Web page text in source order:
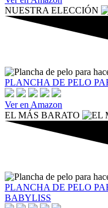
NUESTRA ELECCIÓN
PLANCHA DE PELO
Ver en Amazon
EL MÁS BARATO
PLANCHA DE PELO
BABYLISS